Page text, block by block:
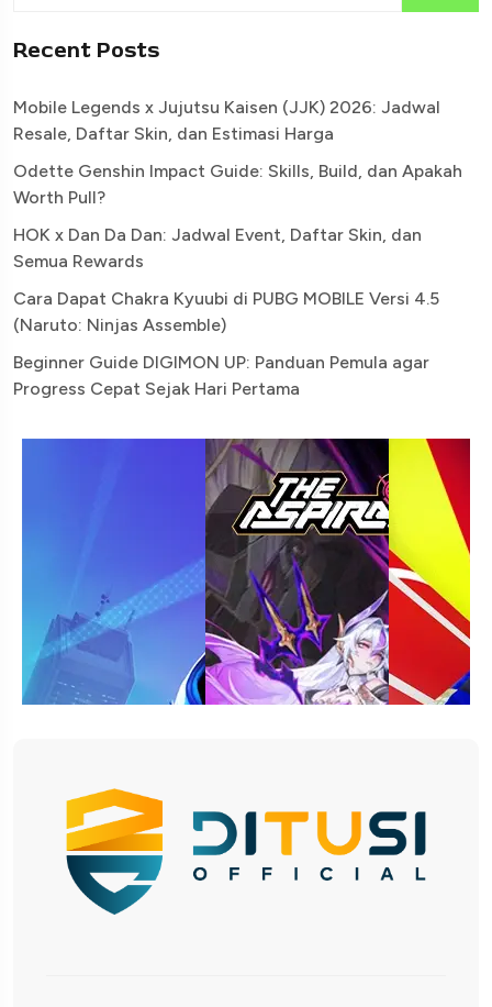
Recent Posts
Mobile Legends x Jujutsu Kaisen (JJK) 2026: Jadwal
Resale, Daftar Skin, dan Estimasi Harga
Odette Genshin Impact Guide: Skills, Build, dan Apakah
Worth Pull?
HOK x Dan Da Dan: Jadwal Event, Daftar Skin, dan
Semua Rewards
Cara Dapat Chakra Kyuubi di PUBG MOBILE Versi 4.5
(Naruto: Ninjas Assemble)
Beginner Guide DIGIMON UP: Panduan Pemula agar
Progress Cepat Sejak Hari Pertama